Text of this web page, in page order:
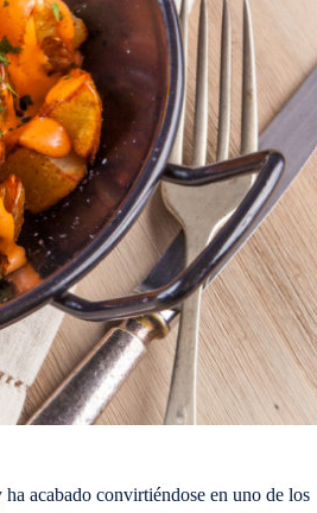
acabado convirtiéndose en uno de los